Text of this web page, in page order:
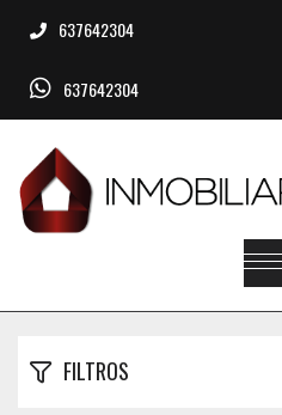
637642304
637642304
FILTROS